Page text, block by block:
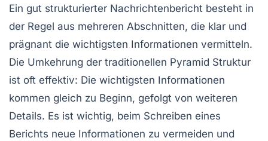
Ein gut strukturierter Nachrichtenbericht besteht in
der Regel aus mehreren Abschnitten, die klar und
prägnant die wichtigsten Informationen vermitteln.
Die Umkehrung der traditionellen Pyramid Struktur
ist oft effektiv: Die wichtigsten Informationen
kommen gleich zu Beginn, gefolgt von weiteren
Details. Es ist wichtig, beim Schreiben eines
Berichts neue Informationen zu vermeiden und